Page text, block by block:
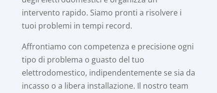
intervento rapido. Siamo pronti a risolvere i
tuoi problemi in tempi record.
Affrontiamo con competenza e precisione ogni
tipo di problema o guasto del tuo
elettrodomestico, indipendentemente se sia da
incasso o a libera installazione. Il nostro team